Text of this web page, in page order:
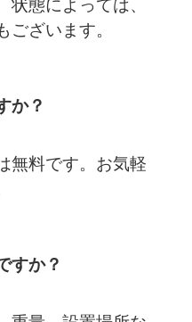
状態によっては、
ございます。
か？
無料です。お気軽
すか？